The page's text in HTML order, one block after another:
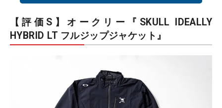
【評価S】オークリー『SKULL IDEALLY
HYBRID LT フルジップジャケット』